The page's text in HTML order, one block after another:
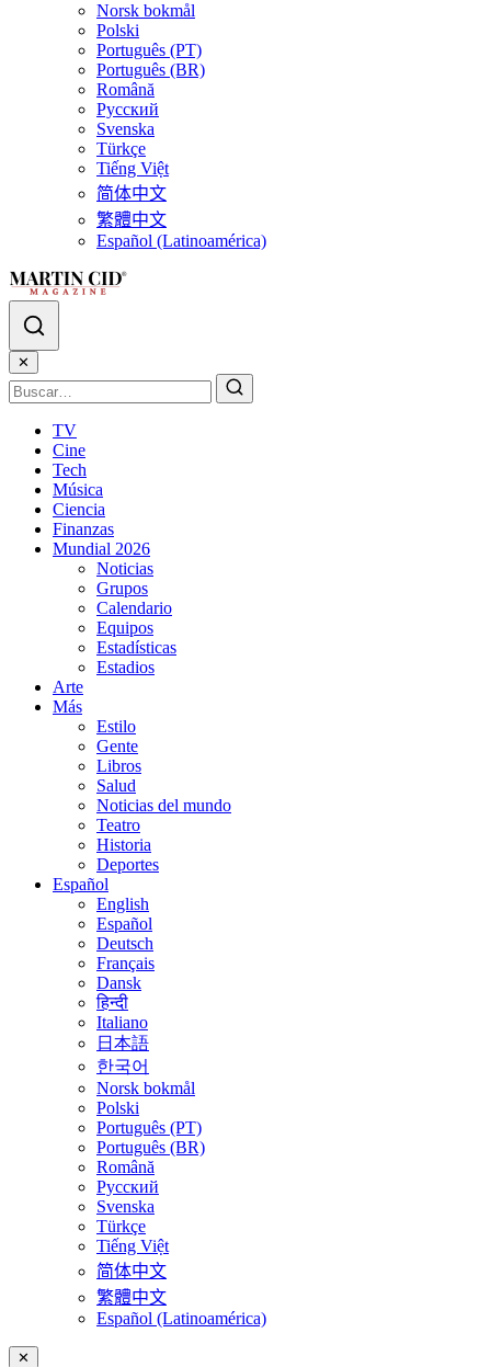
Norsk bokmål
Polski
Português (PT)
Português (BR)
Română
Русский
Svenska
Türkçe
Tiếng Việt
简体中文
繁體中文
Español (Latinoamérica)
✕
TV
Cine
Tech
Música
Ciencia
Finanzas
Mundial 2026
Noticias
Grupos
Calendario
Equipos
Estadísticas
Estadios
Arte
Más
Estilo
Gente
Libros
Salud
Noticias del mundo
Teatro
Historia
Deportes
Español
English
Español
Deutsch
Français
Dansk
हिन्दी
Italiano
日本語
한국어
Norsk bokmål
Polski
Português (PT)
Português (BR)
Română
Русский
Svenska
Türkçe
Tiếng Việt
简体中文
繁體中文
Español (Latinoamérica)
✕